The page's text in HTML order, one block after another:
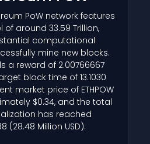
PoW network features
of around 33.59 Trillion,
computational
mine new blocks.
a reward of 2.00766667
block time of 13.1030
market price of ETHPOW
$0.34, and the total
has reached
(28.48 Million USD).